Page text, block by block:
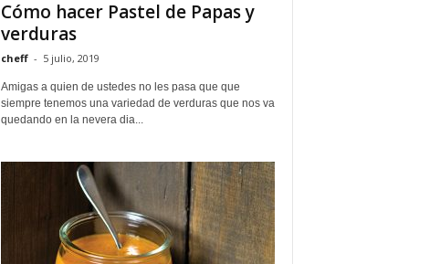
Cómo hacer Pastel de Papas y
verduras
cheff - 5 julio, 2019
Amigas a quien de ustedes no les pasa que que
siempre tenemos una variedad de verduras que nos va
quedando en la nevera dia...